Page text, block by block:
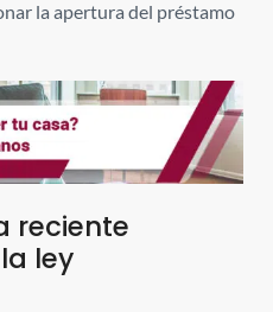
la apertura del préstamo
reciente
ley